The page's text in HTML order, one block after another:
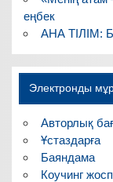
еңбек
АНА ТІЛІМ:
Электронды
Авторлық
Ұстаздарға
Баяндама
Коучинг